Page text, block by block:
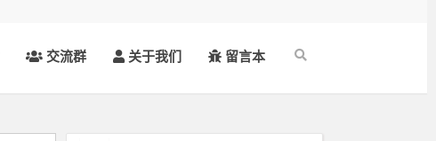
交流群 关于我们 留言本